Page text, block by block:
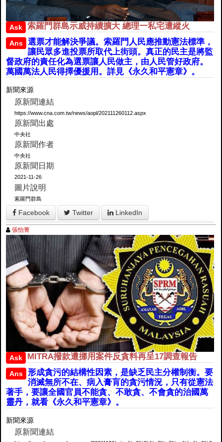
Ask 索羅門群島示威持續擴大 總理一私宅遭縱火
Ans
選票才能解決爭議。索羅門人民應推動憲法標準，
讓民眾多進投票所取代上街頭。真正的民主是將監
督政府的責任化為選票讓人民做主，由人民管好政府。
萬國萬法人民得擇優援用。詳見《永久和平憲章》。
新聞來源
原新聞連結
https://www.cna.com.tw/news/aopl/202111260112.aspx
原新聞出處
中央社
原新聞作者
中央社
原新聞日期
2021-11-26
圖片說明
索羅門群島
Facebook Twitter LinkedIn
張怡菁
Ask MITRA撥款遭挪用案件反貪料再呈17調查報告
Ans
形成貪污的結構性因素，是缺乏民主分權制衡。要
消滅無所不在、病入膏肓的貪污情況，只有從憲法
著手，要讓全國官員不能貪、不敢貪、不會貪的治國萬
靈丹，就看《永久和平憲章》。
新聞來源
原新聞連結